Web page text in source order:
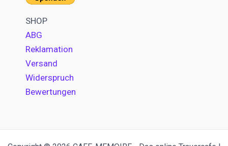
SHOP
ABG
Reklamation
Versand
Widerspruch
Bewertungen